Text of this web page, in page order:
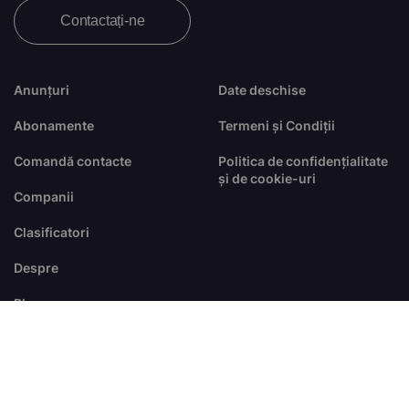
Anunțuri
Abonamente
Comandă contacte
Companii
Clasificatori
Despre
Blog
Date deschise
Termeni și Condiții
Politica de confidențialitate
și de cookie-uri
Contactați-ne